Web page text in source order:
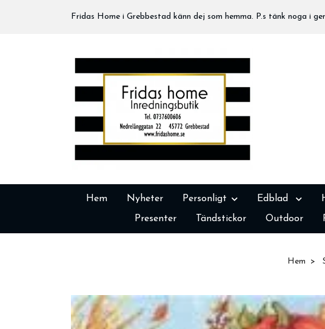
Fridas Home i Grebbestad känn dej som hemma. P.s tänk noga i
Hem Nyheter Personligt Edblad
Presenter Tändstickor Outdoor
Hem